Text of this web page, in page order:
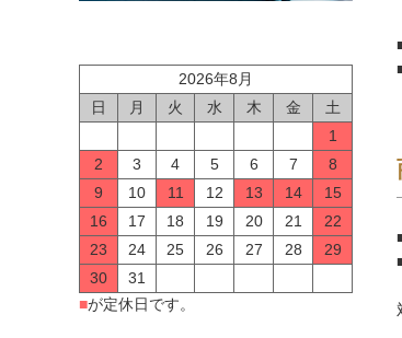
2026年8月
日
月 火 水 木 金
土
1
2
3 4 5 6 7
8
9
10 11 12 13 14
15
16
17 18 19 20 21
22
23
24 25 26 27 28
29
30
31
■が定休日です。